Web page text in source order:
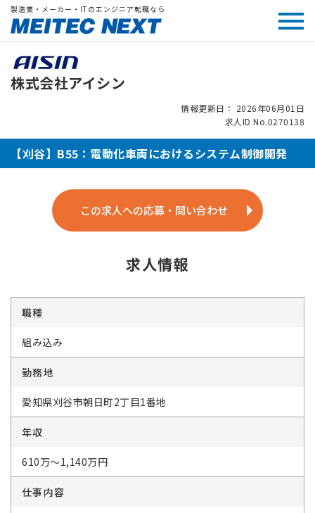
製造業・メーカー・ITのエンジニア転職なら
株式会社アイシン
情報更新日： 2026年06月01日
求人ID No.0270138
【刈谷】B55：電動化車両におけるシステム制御開発
この求人への応募・問い合わせ
求人情報
職種
組み込み
勤務地
愛知県刈谷市朝日町2丁目1番地
年収
610万～1,140万円
仕事内容